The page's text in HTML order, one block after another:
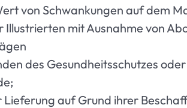
von Schwankungen auf dem
mit Ausnahme von
des Gesundheitsschutzes
auf Grund ihrer